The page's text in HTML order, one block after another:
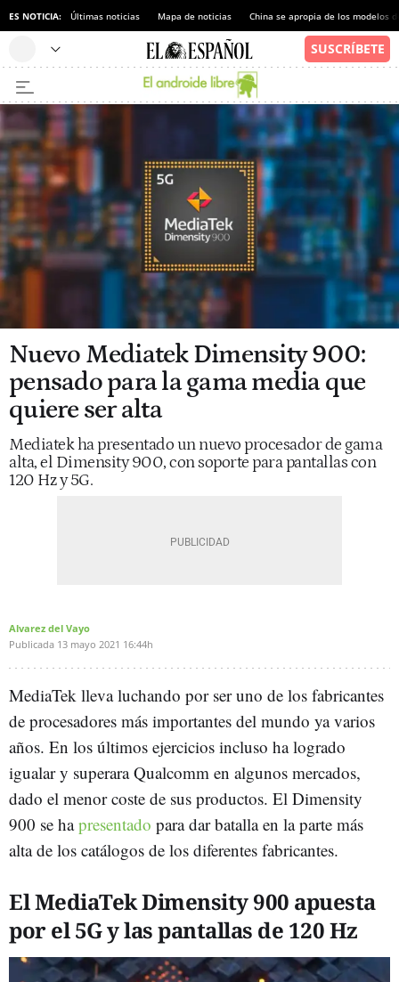
ES NOTICIA: Últimas noticias Mapa de noticias China se apropia de los modelos
Nuevo Mediatek Dimensity 900:
pensado para la gama media que
quiere ser alta
Mediatek ha presentado un nuevo procesador de gama
alta, el Dimensity 900, con soporte para pantallas con
120 Hz y 5G.
Alvarez del Vayo
Publicada 13 mayo 2021 16:44h
MediaTek lleva luchando por ser uno de los fabricantes
de procesadores más importantes del mundo ya varios
años. En los últimos ejercicios incluso ha logrado
igualar y superara Qualcomm en algunos mercados,
dado el menor coste de sus productos. El Dimensity
900 se hapresentado para dar batalla en la parte más
alta de los catálogos de los diferentes fabricantes.
El MediaTek Dimensity 900 apuesta
por el 5G y las pantallas de 120 Hz